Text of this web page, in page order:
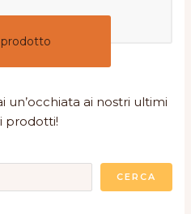
prodotto
un’occhiata ai nostri ultimi
prodotti!
CERCA